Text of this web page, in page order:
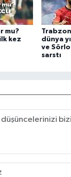
mu?
kez
dünya
ve
sarstı